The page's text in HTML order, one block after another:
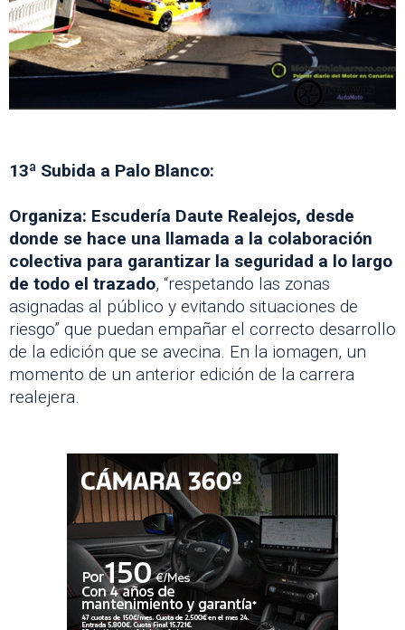
13ª Subida a Palo Blanco:
Organiza: Escudería Daute Realejos, desde
donde se hace una llamada a la colaboración
colectiva para garantizar la seguridad a lo largo
de todo el trazado, “respetando las zonas
asignadas al público y evitando situaciones de
riesgo” que puedan empañar el correcto desarrollo
de la edición que se avecina. En la iomagen, un
momento de un anterior edición de la carrera
realejera.